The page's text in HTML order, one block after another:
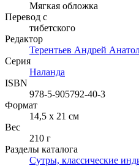
Мягкая обложка
Перевод с
тибетского
Редактор
Терентьев Андрей
Серия
Наланда
ISBN
978-5-905792-40-3
Формат
14,5 x 21 см
Вес
210 г
Разделы каталога
Сутры, классические